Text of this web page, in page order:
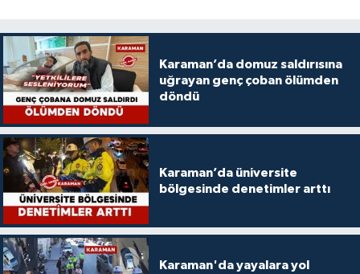
Karaman’da domuz saldırısına
uğrayan genç çoban ölümden
döndü
Karaman’da üniversite
bölgesinde denetimler arttı
Karaman'da yayalara yol